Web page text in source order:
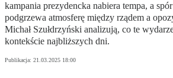
kampania prezydencka nabiera tempa, a
podgrzewa atmosferę między rządem a
Michał Szułdrzyński analizują, co te
kontekście najbliższych dni.
Publikacja: 21.03.2025 18:00